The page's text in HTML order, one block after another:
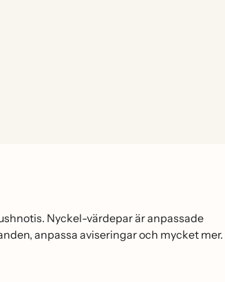
Nyckel-värdepar är anpassade
anpassa aviseringar och mycket mer.